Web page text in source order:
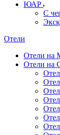
ЮАР
С
Отели
Отели на
Отели на